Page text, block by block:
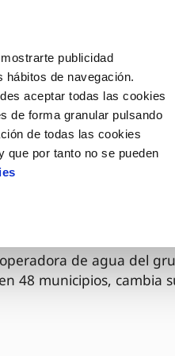
publicidad
hábitos de navegación.
aceptar todas las cookies
de forma granular pulsando
de todas las cookies
que por tanto no se pueden
DE DATOS
bancarios
de domicilio
SERVICIO
(Defensa del
AGUA
de agua del
48 municipios, cambia